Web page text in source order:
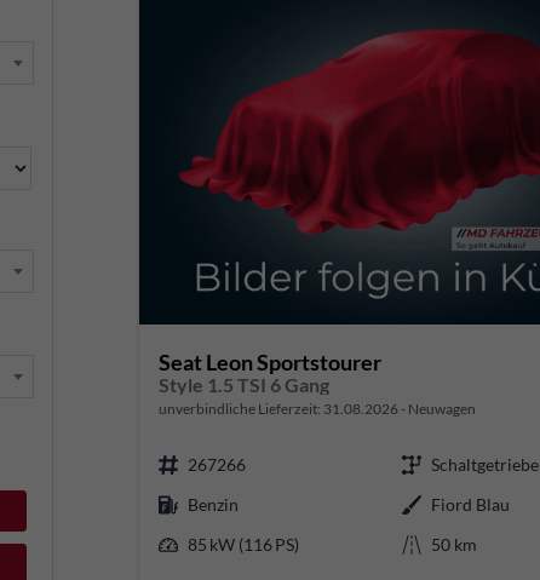
Seat Leon Sportstourer
Style 1.5 TSI 6 Gang
unverbindliche Lieferzeit: 31.08.2026 Neuwagen
267266
Schaltgetriebe
Benzin
Fiord Blau
85 kW (116 PS)
50 km